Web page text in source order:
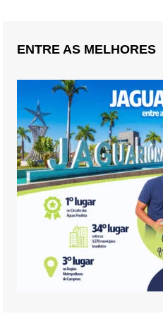
ENTRE AS MELHORES